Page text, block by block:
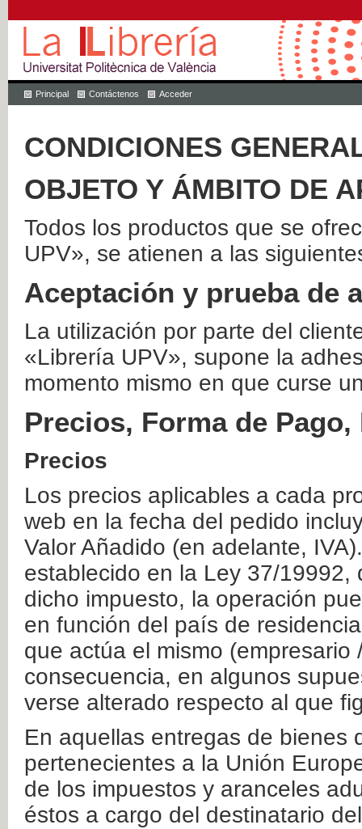
Principal Contáctenos Acceder
CONDICIONES
OBJETO Y ÁMBITO DE
Todos los productos que se
UPV», se atienen a las
Aceptación y prueba de
La utilización por parte del
«Librería UPV», supone la
momento mismo en que curse
Precios, Forma de
Precios
Los precios aplicables a cada
web en la fecha del pedido
Valor Añadido (en adelante,
establecido en la Ley 37/
dicho impuesto, la operación
en función del país de
que actúa el mismo
consecuencia, en algunos
verse alterado respecto al que
En aquellas entregas de bienes
pertenecientes a la Unión
de los impuestos y aranceles
éstos a cargo del destinatario